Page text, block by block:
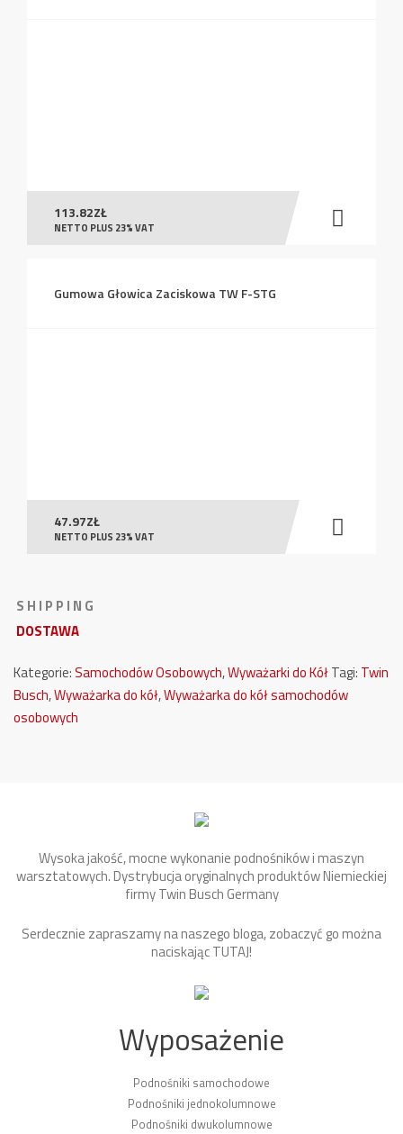
113.82ZŁ
NETTO PLUS 23% VAT
Gumowa Głowica Zaciskowa TW F-STG
47.97ZŁ
NETTO PLUS 23% VAT
S H I P P I N G
DOSTAWA
Kategorie:Samochodów Osobowych,Wyważarki do KółTagi: Twin
Busch,Wyważarka do kół,Wyważarka do kół samochodów
osobowych
Wysoka jakość, mocne wykonanie podnośników i maszyn
warsztatowych. Dystrybucja oryginalnych produktów Niemieckiej
firmy Twin Busch Germany
Serdecznie zapraszamy na naszego bloga, zobaczyć go można
naciskającTUTAJ!
Wyposażenie
Podnośniki samochodowe
Podnośniki jednokolumnowe
Podnośniki dwukolumnowe